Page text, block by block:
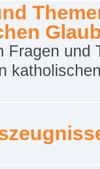
Fragen und